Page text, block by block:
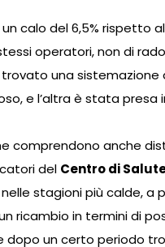
calo del 6,5% rispetto al
operatori, non di
una
e l’altra è stata presa
comprendono anche
del Centro di
stagioni più calde, a
ricambio in termini di
dopo un certo periodo